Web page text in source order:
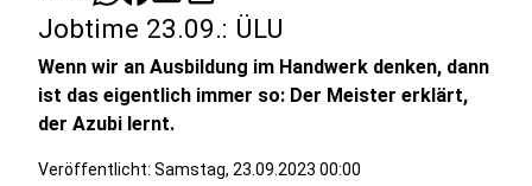
Jobtime 23.09.: ÜLU
Wenn wir an Ausbildung im Handwerk denken, dann
ist das eigentlich immer so: Der Meister erklärt,
der Azubi lernt.
Veröffentlicht: Samstag, 23.09.2023 00:00